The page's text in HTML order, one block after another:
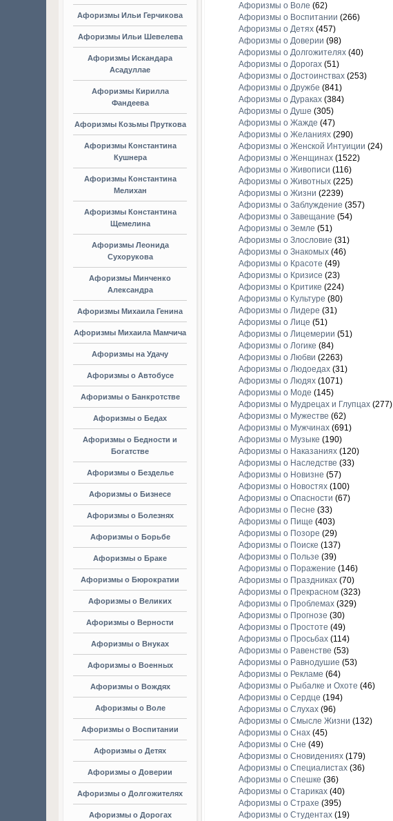
Афоризмы Ильи Герчикова
Афоризмы Ильи Шевелева
Афоризмы Искандара
Асадуллае
Афоризмы Кирилла
Фандеева
Афоризмы Козьмы Пруткова
Афоризмы Константина
Кушнера
Афоризмы Константина
Мелихан
Афоризмы Константина
Щемелина
Афоризмы Леонида
Сухорукова
Афоризмы Минченко
Александра
Афоризмы Михаила Генина
Афоризмы Михаила Мамчича
Афоризмы на Удачу
Афоризмы о Автобусе
Афоризмы о Банкротстве
Афоризмы о Бедах
Афоризмы о Бедности и
Богатстве
Афоризмы о Безделье
Афоризмы о Бизнесе
Афоризмы о Болезнях
Афоризмы о Борьбе
Афоризмы о Браке
Афоризмы о Бюрократии
Афоризмы о Великих
Афоризмы о Верности
Афоризмы о Внуках
Афоризмы о Военных
Афоризмы о Вождях
Афоризмы о Воле
Афоризмы о Воспитании
Афоризмы о Детях
Афоризмы о Доверии
Афоризмы о Долгожителях
Афоризмы о Дорогах
Афоризмы о Воле (62)
Афоризмы о Воспитании (266)
Афоризмы о Детях(457)
Афоризмы о Доверии (98)
Афоризмы о Долгожителях(40)
Афоризмы о Дорогах(51)
Афоризмы о Достоинствах(253)
Афоризмы о Дружбе (841)
Афоризмы о Дураках(384)
Афоризмы о Душе (305)
Афоризмы о Жажде (47)
Афоризмы о Желаниях(290)
Афоризмы о Женской Интуиции (24)
Афоризмы о Женщинах(1522)
Афоризмы о Живописи (116)
Афоризмы о Животных(225)
Афоризмы о Жизни (2239)
Афоризмы о Заблуждение (357)
Афоризмы о Завещание (54)
Афоризмы о Земле (51)
Афоризмы о Злословие (31)
Афоризмы о Знакомых(46)
Афоризмы о Красоте (49)
Афоризмы о Кризисе (23)
Афоризмы о Критике (224)
Афоризмы о Культуре (80)
Афоризмы о Лидере (31)
Афоризмы о Лице (51)
Афоризмы о Лицемерии (51)
Афоризмы о Логике (84)
Афоризмы о Любви (2263)
Афоризмы о Людоедах(31)
Афоризмы о Людях(1071)
Афоризмы о Моде (145)
Афоризмы о Мудрецах и Глупцах(277)
Афоризмы о Мужестве (62)
Афоризмы о Мужчинах(691)
Афоризмы о Музыке (190)
Афоризмы о Наказаниях(120)
Афоризмы о Наследстве (33)
Афоризмы о Новизне (57)
Афоризмы о Новостях(100)
Афоризмы о Опасности (67)
Афоризмы о Песне (33)
Афоризмы о Пище (403)
Афоризмы о Позоре (29)
Афоризмы о Поиске (137)
Афоризмы о Пользе (39)
Афоризмы о Поражение (146)
Афоризмы о Праздниках(70)
Афоризмы о Прекрасном(323)
Афоризмы о Проблемах(329)
Афоризмы о Прогнозе (30)
Афоризмы о Простоте (49)
Афоризмы о Просьбах(114)
Афоризмы о Равенстве (53)
Афоризмы о Равнодушие (53)
Афоризмы о Рекламе (64)
Афоризмы о Рыбалке и Охоте (46)
Афоризмы о Сердце (194)
Афоризмы о Слухах(96)
Афоризмы о Смысле Жизни (132)
Афоризмы о Снах(45)
Афоризмы о Сне (49)
Афоризмы о Сновидениях(179)
Афоризмы о Специалистах(36)
Афоризмы о Спешке (36)
Афоризмы о Стариках(40)
Афоризмы о Страхе (395)
Афоризмы о Студентах(19)